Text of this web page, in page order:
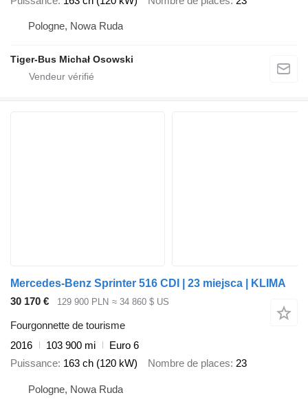
Pologne, Nowa Ruda
Tiger-Bus Michał Osowski
Mercedes-Benz Sprinter 516 CDI | 23 miejsca | KLIMA
30 170 €
129 900 PLN ≈ 34 860 $ US
Fourgonnette de tourisme
2016
103 900 mi
Euro 6
Puissance 163 ch (120 kW) Nombre de places 23
Pologne, Nowa Ruda